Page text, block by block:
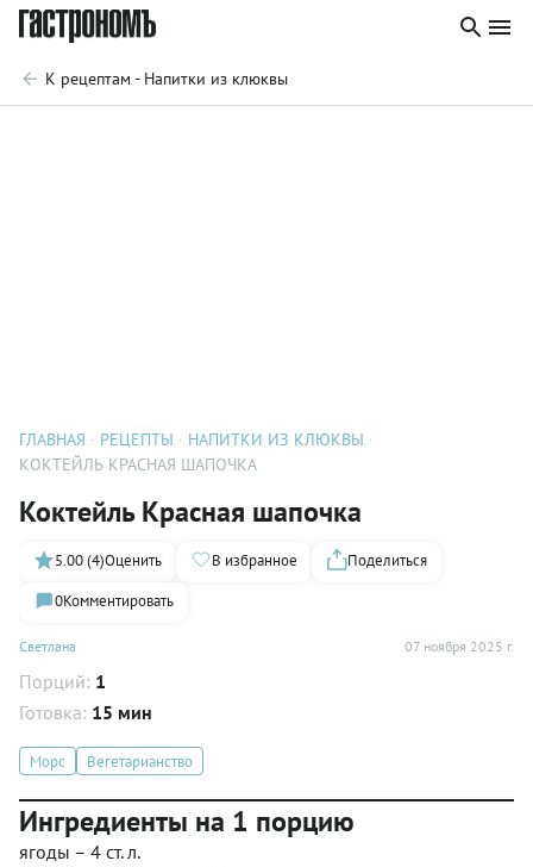
К рецептам - Напитки из клюквы
ГЛАВНАЯ РЕЦЕПТЫ
НАПИТКИ ИЗ КЛЮКВЫ
КОКТЕЙЛЬ КРАСНАЯ ШАПОЧКА
Коктейль Красная шапочка
Светлана 07 ноября 2025 г.
5.00 (4)Оценить В избранное
Поделиться
0Комментировать
Порций: 1
Готовка: 15 мин
Морс Вегетарианство
Ингредиенты на 1 порцию
ягоды – 4 ст. л.